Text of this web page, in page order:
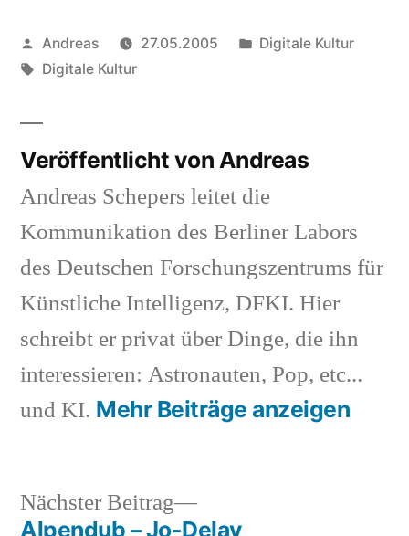
Veröffentlicht
von
Andreas 27.05.2005
Veröffentlicht
Digitale Kultur
Schlagwörter:
Digitale Kultur
Veröffentlicht von Andreas
Andreas Schepers leitet die
Kommunikation des Berliner Labors
des Deutschen Forschungszentrums für
Künstliche Intelligenz, DFKI. Hier
schreibt er privat über Dinge, die ihn
interessieren: Astronauten, Pop, etc...
und KI. Mehr Beiträge anzeigen
Nächster Beitrag
Nächster
Beitrag:
Alpendub – Jo-Delay